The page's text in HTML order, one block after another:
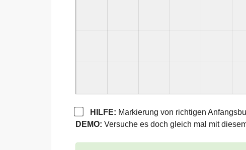
HILFE: Markierung von richtigen
DEMO: Versuche es doch gleich mal mit